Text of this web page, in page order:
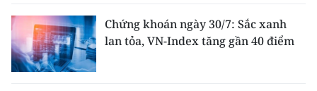
Chứng khoán ngày 30/7: Sắc xanh
lan tỏa, VN-Index tăng gần 40 điểm